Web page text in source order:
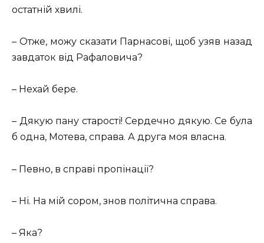
остатній хвилі.
– Отже, можу сказати Парнасові, щоб узяв назад
завдаток від Рафаловича?
– Нехай бере.
– Дякую пану старості! Сердечно дякую. Се була
б одна, Мотева, справа. А друга моя власна.
– Певно, в справі пропінації?
– Ні. На мій сором, знов політична справа.
– Яка?